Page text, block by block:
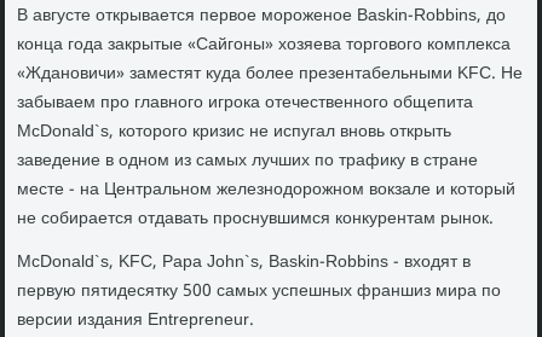
В августе открывается первое мороженое Baskin-Robbins, до
конца года закрытые «Сайгоны» хозяева торгового комплекса
«Ждановичи» заместят куда более презентабельными KFC. Не
забываем про главного игрока отечественного общепита
McDonald`s, которого кризис не испугал вновь открыть
заведение в одном из самых лучших по трафику в стране
месте - на Центральном железнодорожном вокзале и который
не собирается отдавать проснувшимся конкурентам рынок.
McDonald`s, KFC, Papa John`s, Baskin-Robbins - входят в
первую пятидесятку 500 самых успешных франшиз мира по
версии издания Entrepreneur.